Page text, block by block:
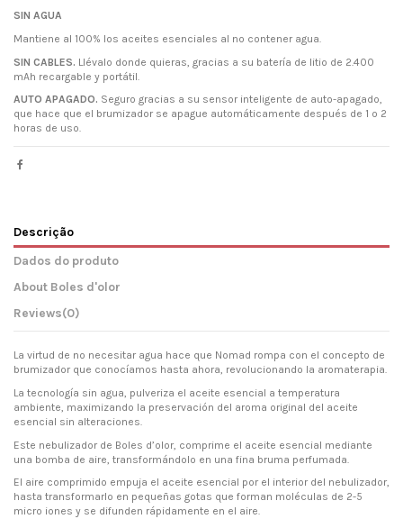
SIN AGUA
Mantiene al 100% los aceites esenciales al no contener agua.
SIN CABLES. Llévalo donde quieras, gracias a su batería de litio de 2.400
mAh recargable y portátil.
AUTO APAGADO. Seguro gracias a su sensor inteligente de auto-apagado,
que hace que el brumizador se apague automáticamente después de 1 o 2
horas de uso.
Descrição
Dados do produto
About Boles d'olor
Reviews(0)
La virtud de no necesitar agua hace que Nomad rompa con el concepto de
brumizador que conocíamos hasta ahora, revolucionando la aromaterapia.
La tecnología sin agua, pulveriza el aceite esencial a temperatura
ambiente, maximizando la preservación del aroma original del aceite
esencial sin alteraciones.
Este nebulizador de Boles d’olor, comprime el aceite esencial mediante
una bomba de aire, transformándolo en una fina bruma perfumada.
El aire comprimido empuja el aceite esencial por el interior del nebulizador,
hasta transformarlo en pequeñas gotas que forman moléculas de 2-5
micro iones y se difunden rápidamente en el aire.